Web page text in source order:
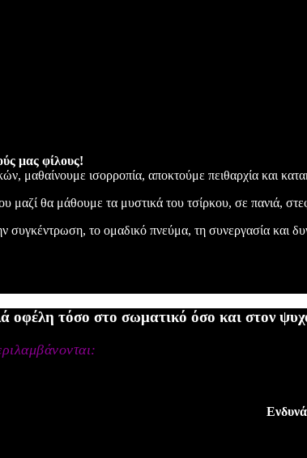
μας φίλους!
μαθαίνουμε ισορροπία, αποκτούμε πειθαρχία και
μαζί θα μάθουμε τα μυστικά του τσίρκου, σε πανιά,
συγκέντρωση, το ομαδικό πνεύμα, τη συνεργασία και
οφέλη τόσο στο σωματικό όσο και στον